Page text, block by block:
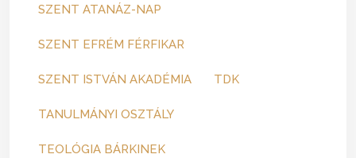
SZENT ATANÁZ-NAP
SZENT EFRÉM FÉRFIKAR
SZENT ISTVÁN AKADÉMIA TDK
TANULMÁNYI OSZTÁLY
TEOLÓGIA BÁRKINEK